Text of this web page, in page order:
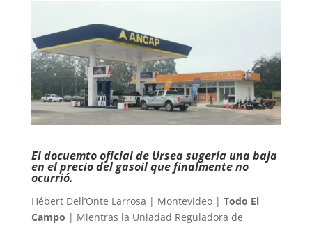
El docuemto oficial de Ursea sugería una baja
en el precio del gasoil que finalmente no
ocurrió.
Hébert Dell’Onte Larrosa | Montevideo | Todo El
Campo | Mientras la Uniadad Reguladora de